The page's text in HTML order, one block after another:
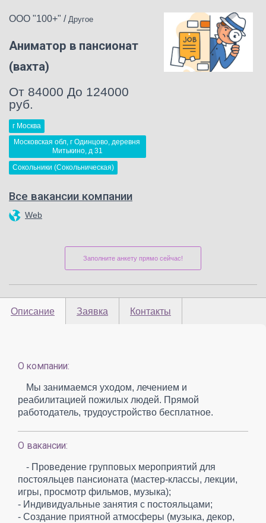
ООО "100+" / Другое
Аниматор в пансионат
(вахта)
От 84000 До 124000
руб.
г Москва
Московская обл, г Одинцово, деревня
Митькино, д 31
Сокольники (Сокольническая)
Все вакансии компании
Web
Заполните анкету прямо сейчас!
Описание Заявка Контакты
О компании:
Мы занимаемся уходом, лечением и
реабилитацией пожилых людей. Прямой
работодатель, трудоустройство бесплатное.
О вакансии:
- Проведение групповых мероприятий для
постояльцев пансионата (мастер-классы, лекции,
игры, просмотр фильмов, музыка);
- Индивидуальные занятия с постояльцами;
- Создание приятной атмосферы (музыка, декор,